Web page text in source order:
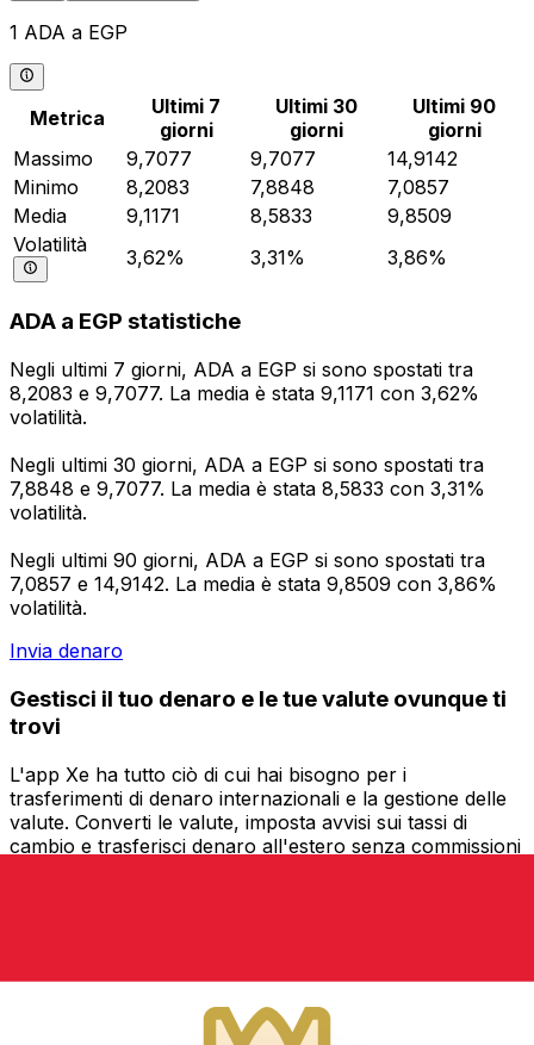
1 ADA a EGP
Metrica
Ultimi 7
giorni
Ultimi 30
giorni
Ultimi 90
giorni
Massimo
9,7077 9,7077
14,9142
Minimo
8,2083 7,8848
7,0857
Media
9,1171 8,5833
9,8509
Volatilità
3,62% 3,31% 3,86%
ADA a EGP statistiche
Negli ultimi 7 giorni, ADA a EGP si sono spostati tra
8,2083 e 9,7077. La media è stata 9,1171 con 3,62%
volatilità.
Negli ultimi 30 giorni, ADA a EGP si sono spostati tra
7,8848 e 9,7077. La media è stata 8,5833 con 3,31%
volatilità.
Negli ultimi 90 giorni, ADA a EGP si sono spostati tra
7,0857 e 14,9142. La media è stata 9,8509 con 3,86%
volatilità.
Invia denaro
Gestisci il tuo denaro e le tue valute ovunque ti
trovi
L'app Xe ha tutto ciò di cui hai bisogno per i
trasferimenti di denaro internazionali e la gestione delle
valute. Converti le valute, imposta avvisi sui tassi di
cambio e trasferisci denaro all'estero senza commissioni